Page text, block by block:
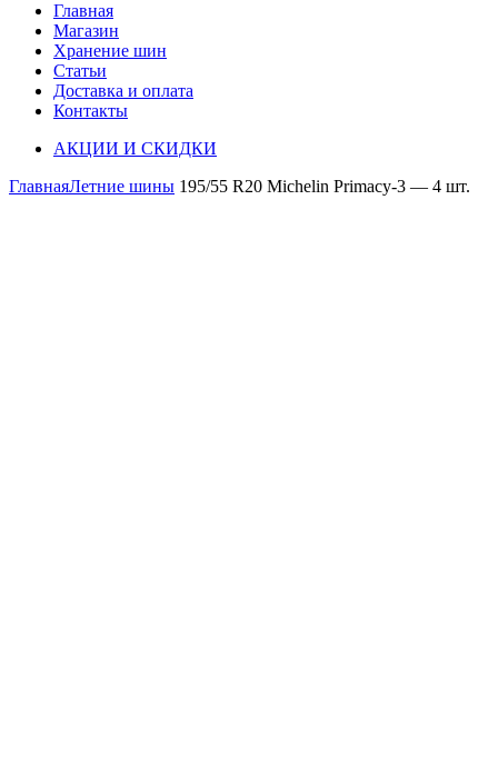
Главная
Магазин
Хранение шин
Статьи
Доставка и оплата
Контакты
АКЦИИ И СКИДКИ
ГлавнаяЛетние шины 195/55 R20 Michelin Primaсy-3 — 4 шт.